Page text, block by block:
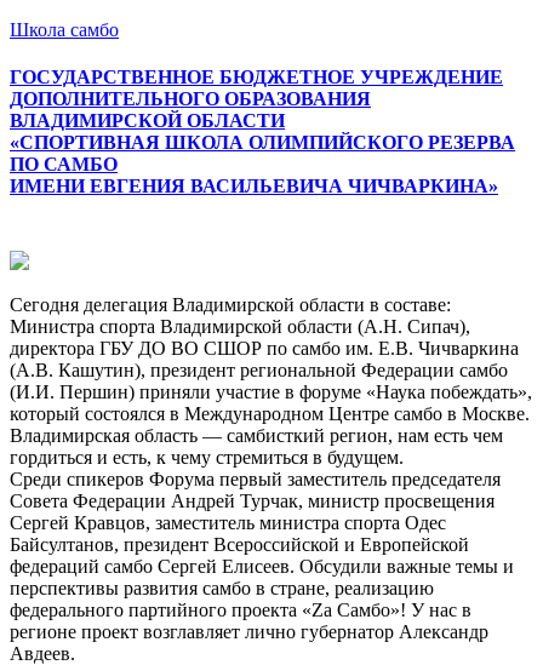
Школа самбо
ГОСУДАРСТВЕННОЕ БЮДЖЕТНОЕ УЧРЕЖДЕНИЕ
ДОПОЛНИТЕЛЬНОГО ОБРАЗОВАНИЯ
ВЛАДИМИРСКОЙ ОБЛАСТИ
«СПОРТИВНАЯ ШКОЛА ОЛИМПИЙСКОГО РЕЗЕРВА
ПО САМБО
ИМЕНИ ЕВГЕНИЯ ВАСИЛЬЕВИЧА ЧИЧВАРКИНА»
Сегодня делегация Владимирской области в составе:
Министра спорта Владимирской области (А.Н. Сипач),
директора ГБУ ДО ВО СШОР по самбо им. Е.В. Чичваркина
(А.В. Кашутин), президент региональной Федерации самбо
(И.И. Першин) приняли участие в форуме «Наука побеждать»,
который состоялся в Международном Центре самбо в Москве.
Владимирская область — самбисткий регион, нам есть чем
гордиться и есть, к чему стремиться в будущем.
Среди спикеров Форума первый заместитель председателя
Совета Федерации Андрей Турчак, министр просвещения
Сергей Кравцов, заместитель министра спорта Одес
Байсултанов, президент Всероссийской и Европейской
федераций самбо Сергей Елисеев. Обсудили важные темы и
перспективы развития самбо в стране, реализацию
федерального партийного проекта «Zа Самбо»! У нас в
регионе проект возглавляет лично губернатор Александр
Авдеев.